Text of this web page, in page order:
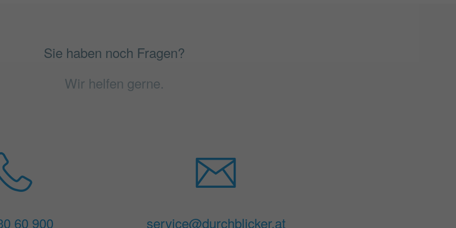
Sie haben noch Fragen?
Wir helfen gerne.
60 900 service@durchblicker.at